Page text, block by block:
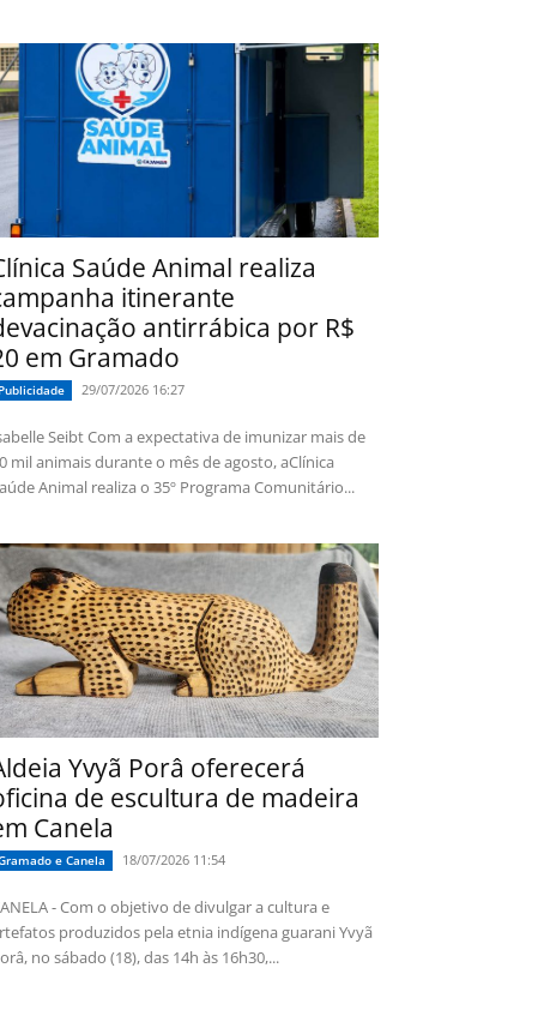
Saúde Animal realiza
itinerante
antirrábica por R$
em Gramado
Publicidade 29/07/2026 16:27
Seibt Com a expectativa de imunizar mais de
mil animais durante o mês de agosto, aClínica
Animal realiza o 35º Programa Comunitário...
Yvyã Porâ oferecerá
de escultura de madeira
Canela
e Canela 18/07/2026 11:54
- Com o objetivo de divulgar a cultura e
produzidos pela etnia indígena guarani Yvyã
no sábado (18), das 14h às 16h30,...